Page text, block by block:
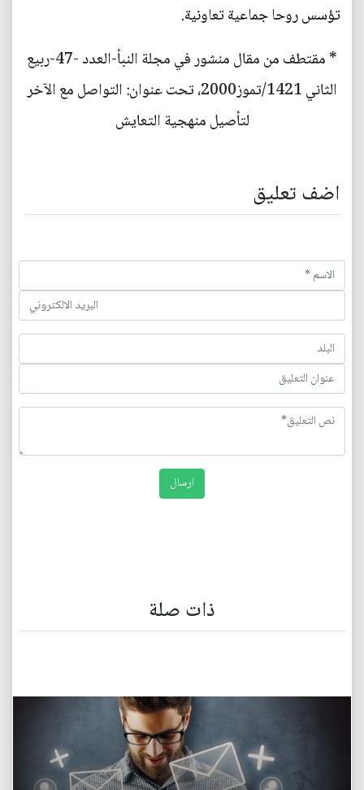
تؤسس روحا جماعية تعاونية.
* مقتطف من مقال منشور في مجلة النبأ-العدد -47-ربيع
الثاني 1421/تموز2000، تحت عنوان: التواصل مع الآخر
لتأصيل منهجية التعايش
اضف تعليق
ذات صلة